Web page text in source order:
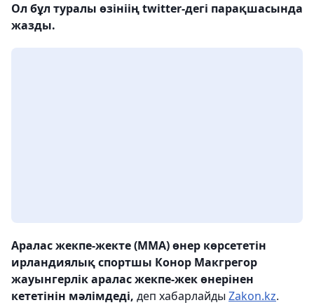
Ол бұл туралы өзініің twitter-дегі парақшасында
жазды.
Аралас жекпе-жекте (ММА) өнер көрсететін
ирландиялық спортшы Конор Макгрегор
жауынгерлік аралас жекпе-жек өнерінен
кететінін мәлімдеді, деп хабарлайды Zakon.kz.